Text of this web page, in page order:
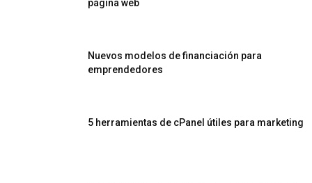
página web
Nuevos modelos de financiación para
emprendedores
5 herramientas de cPanel útiles para marketing